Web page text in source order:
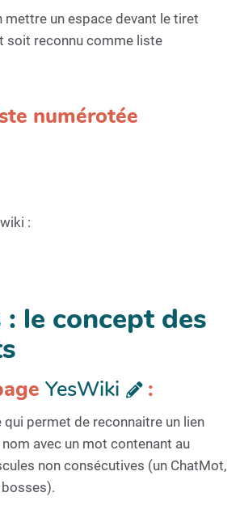
mettre un espace devant le tiret
soit reconnu comme liste
numérotée
:
: le concept des
YesWiki :
permet de reconnaitre un lien
avec un mot contenant au
non consécutives (un ChatMot,